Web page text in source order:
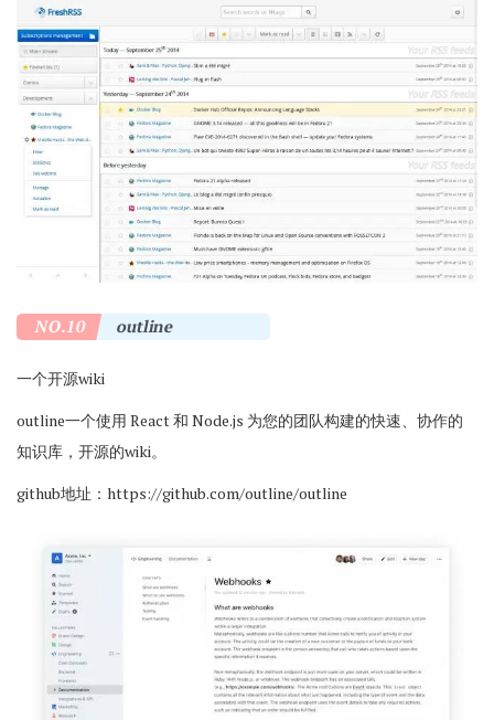
NO.10 outline
一个开源wiki
outline一个使用 React 和 Node.js 为您的团队构建的快速、协作的
知识库，开源的wiki。
github地址： https://github.com/outline/outline